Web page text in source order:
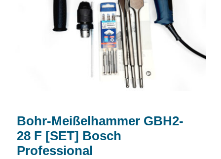
Bohr-Meißelhammer GBH2-28 F [SET]
Bosch Professional
Bohr-Meißelhammer GBH2-
28 F [SET] Bosch
Professional